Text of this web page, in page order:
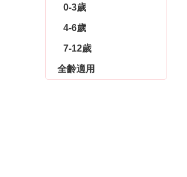
0-3歲
4-6歲
7-12歲
全齡適用